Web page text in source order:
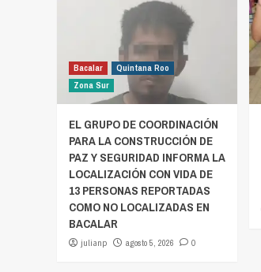
Bacalar
Quintana Roo
Zona Sur
EL GRUPO DE COORDINACIÓN
PARA LA CONSTRUCCIÓN DE
PAZ Y SEGURIDAD INFORMA LA
LOCALIZACIÓN CON VIDA DE
13 PERSONAS REPORTADAS
COMO NO LOCALIZADAS EN
BACALAR
julianp agosto 5, 2026 0